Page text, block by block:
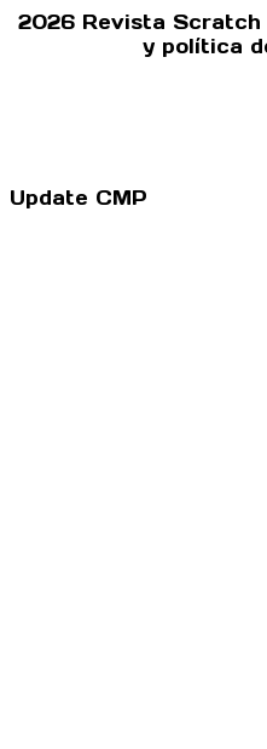
2026 Revista Scratch
y política
Update CMP